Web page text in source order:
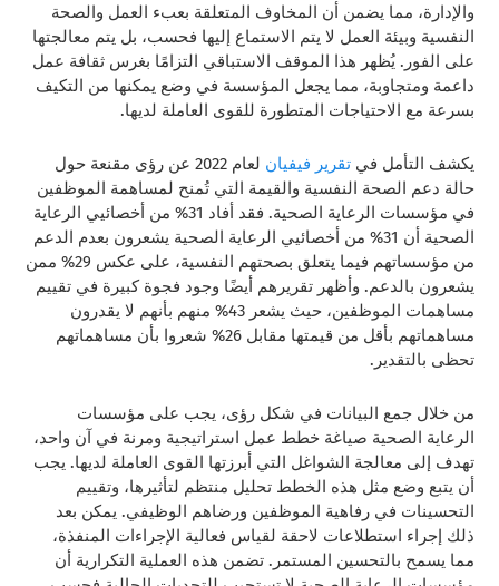
والإدارة، مما يضمن أن المخاوف المتعلقة بعبء العمل والصحة
النفسية وبيئة العمل لا يتم الاستماع إليها فحسب، بل يتم معالجتها
على الفور. يُظهر هذا الموقف الاستباقي التزامًا بغرس ثقافة عمل
داعمة ومتجاوبة، مما يجعل المؤسسة في وضع يمكنها من التكيف
بسرعة مع الاحتياجات المتطورة للقوى العاملة لديها.
يكشف التأمل فيتقرير فيفيان
لعام 2022 عن رؤى مقنعة حول
حالة دعم الصحة النفسية والقيمة التي تُمنح لمساهمة الموظفين
في مؤسسات الرعاية الصحية. فقد أفاد 31% من أخصائيي الرعاية
الصحية أن 31% من أخصائيي الرعاية الصحية يشعرون بعدم الدعم
من مؤسساتهم فيما يتعلق بصحتهم النفسية، على عكس 29% ممن
يشعرون بالدعم. وأظهر تقريرهم أيضًا وجود فجوة كبيرة في تقييم
مساهمات الموظفين، حيث يشعر 43% منهم بأنهم لا يقدرون
مساهماتهم بأقل من قيمتها مقابل 26% شعروا بأن مساهماتهم
تحظى بالتقدير.
من خلال جمع البيانات في شكل رؤى، يجب على مؤسسات
الرعاية الصحية صياغة خطط عمل استراتيجية ومرنة في آن واحد،
تهدف إلى معالجة الشواغل التي أبرزتها القوى العاملة لديها. يجب
أن يتبع وضع مثل هذه الخطط تحليل منتظم لتأثيرها، وتقييم
التحسينات في رفاهية الموظفين ورضاهم الوظيفي. يمكن بعد
ذلك إجراء استطلاعات لاحقة لقياس فعالية الإجراءات المنفذة،
مما يسمح بالتحسين المستمر. تضمن هذه العملية التكرارية أن